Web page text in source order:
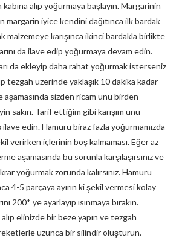
alıp yoğurmaya başlayın. Margarinin
margarin iyice kendini dağıtınca ilk bardak
malzemeye karışınca ikinci bardakla birlikte
da ilave edip yoğurmaya devam edin.
da ekleyip daha rahat yoğurmak isterseniz
tezgah üzerinde yaklaşık 10 dakika kadar
sizden ricam unu birden
sakın. Tarif ettiğim gibi karışım unu
edin. Hamuru biraz fazla yoğurmamızda
verirken içlerinin boş kalmaması. Eğer az
aşamasında bu sorunla karşılaşırsınız ve
yoğurmak zorunda kalırsınız. Hamuru
4-5 parçaya ayırın ki şekil vermesi kolay
200* ye ayarlayıp ısınmaya bırakın.
alıp elinizde bir beze yapın ve tezgah
uzunca bir silindir oluşturun.